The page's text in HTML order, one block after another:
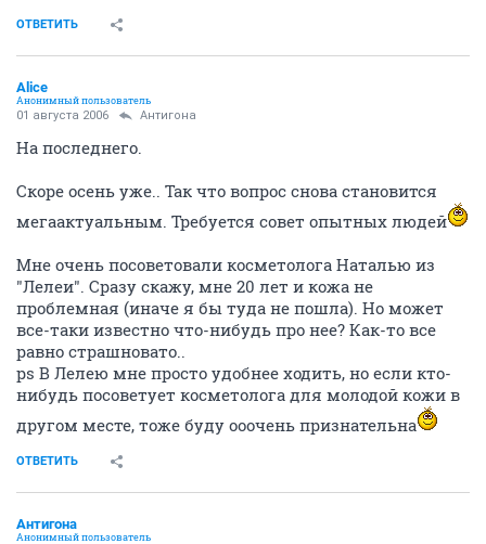
ОТВЕТИТЬ
Alice
Анонимный пользователь
01 августа 2006 Антигона
На последнего.
Скоре осень уже.. Так что вопрос снова становится
мегаактуальным. Требуется совет опытных людей
Мне очень посоветовали косметолога Наталью из
"Лелеи". Сразу скажу, мне 20 лет и кожа не
проблемная (иначе я бы туда не пошла). Но может
все-таки известно что-нибудь про нее? Как-то все
равно страшновато..
ps В Лелею мне просто удобнее ходить, но если кто-
нибудь посоветует косметолога для молодой кожи в
другом месте, тоже буду ооочень признательна
ОТВЕТИТЬ
Антигона
Анонимный пользователь